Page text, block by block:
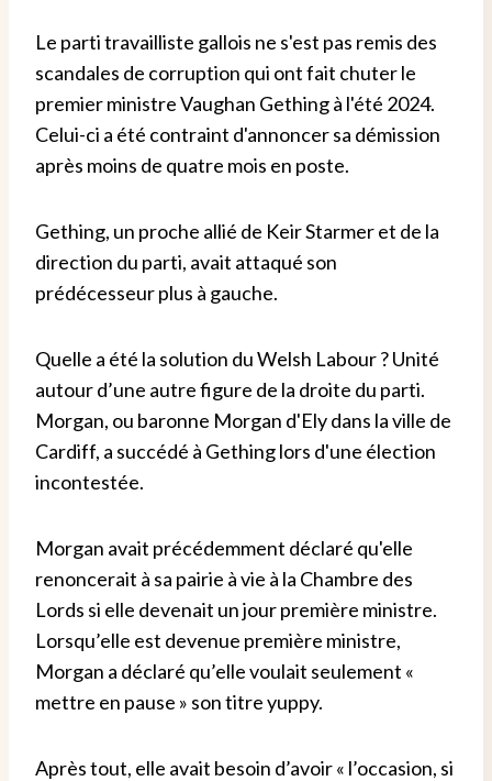
Le parti travailliste gallois ne s'est pas remis des
scandales de corruption qui ont fait chuter le
premier ministre Vaughan Gething à l'été 2024.
Celui-ci a été contraint d'annoncer sa démission
après moins de quatre mois en poste.
Gething, un proche allié de Keir Starmer et de la
direction du parti, avait attaqué son
prédécesseur plus à gauche.
Quelle a été la solution du Welsh Labour ? Unité
autour d’une autre figure de la droite du parti.
Morgan, ou baronne Morgan d'Ely dans la ville de
Cardiff, a succédé à Gething lors d'une élection
incontestée.
Morgan avait précédemment déclaré qu'elle
renoncerait à sa pairie à vie à la Chambre des
Lords si elle devenait un jour première ministre.
Lorsqu’elle est devenue première ministre,
Morgan a déclaré qu’elle voulait seulement «
mettre en pause » son titre yuppy.
Après tout, elle avait besoin d’avoir « l’occasion, si